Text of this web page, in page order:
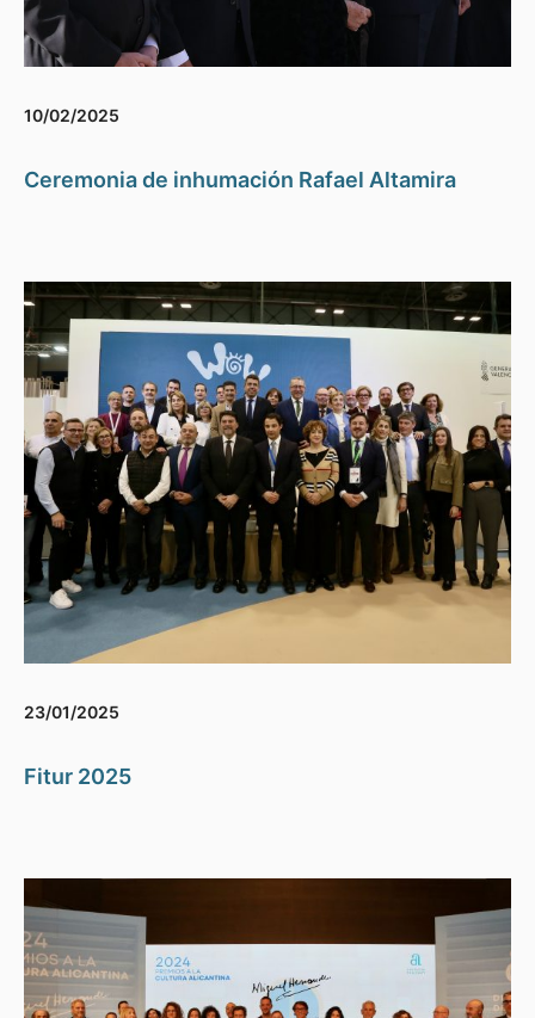
10/02/2025
Ceremonia de inhumación Rafael Altamira
23/01/2025
Fitur 2025